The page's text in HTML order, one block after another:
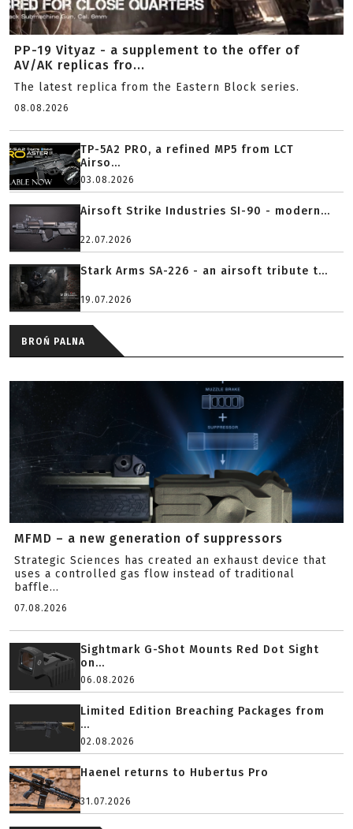
PP-19 Vityaz - a supplement to the offer of
AV/AK replicas fro...
The latest replica from the Eastern Block series.
08.08.2026
TP-5A2 PRO, a refined MP5 from LCT
Airso...
03.08.2026
Airsoft Strike Industries SI-90 - modern...
22.07.2026
Stark Arms SA-226 - an airsoft tribute t...
19.07.2026
BROŃ PALNA
MFMD – a new generation of suppressors
Strategic Sciences has created an exhaust device that
uses a controlled gas flow instead of traditional
baffle...
07.08.2026
Sightmark G-Shot Mounts Red Dot Sight
on...
06.08.2026
Limited Edition Breaching Packages from
...
02.08.2026
Haenel returns to Hubertus Pro
31.07.2026